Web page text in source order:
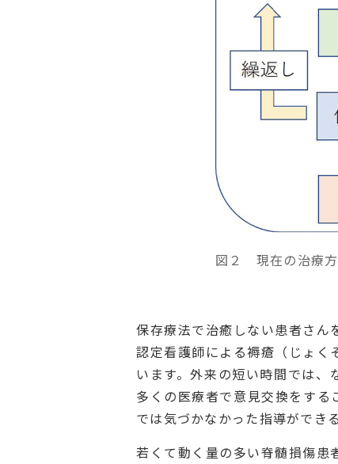
図２ 現在の治療
保存療法で治癒しない患者さん
認定看護師による褥瘡（じょく
います。外来の短い時間では、
多くの医療者で意見交換をする
では気づかなかった指導ができ
若くて動く量の多い脊髄損傷患